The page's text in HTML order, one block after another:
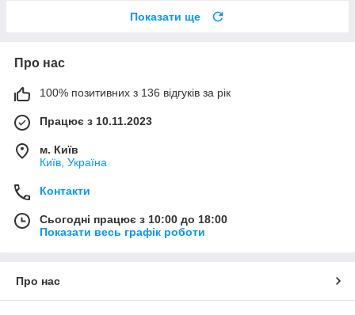
Показати ще
Про нас
100% позитивних з 136 відгуків за рік
Працює з 10.11.2023
м. Київ
Київ, Україна
Контакти
Сьогодні працює з 10:00 до 18:00
Показати весь графік роботи
Про нас